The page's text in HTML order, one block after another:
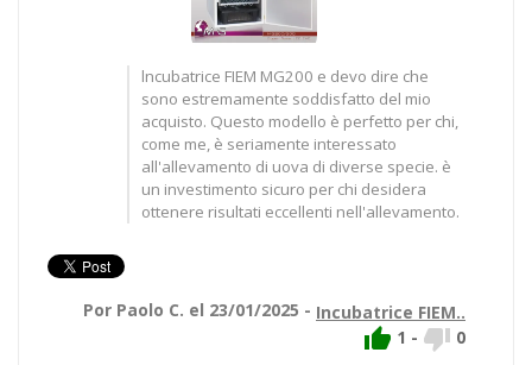
lncubatrice FIEM MG200 e devo dire che
sono estremamente soddisfatto del mio
acquisto. Questo modello è perfetto per chi,
come me, è seriamente interessato
all'allevamento di uova di diverse specie. è
un investimento sicuro per chi desidera
ottenere risultati eccellenti nell'allevamento.
Por Paolo C. el 23/01/2025 - Incubatrice FIEM..
 1 -  0